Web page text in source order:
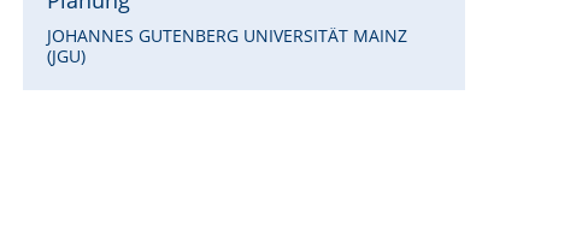
JOHANNES GUTENBERG UNIVERSITÄT MAINZ
(JGU)